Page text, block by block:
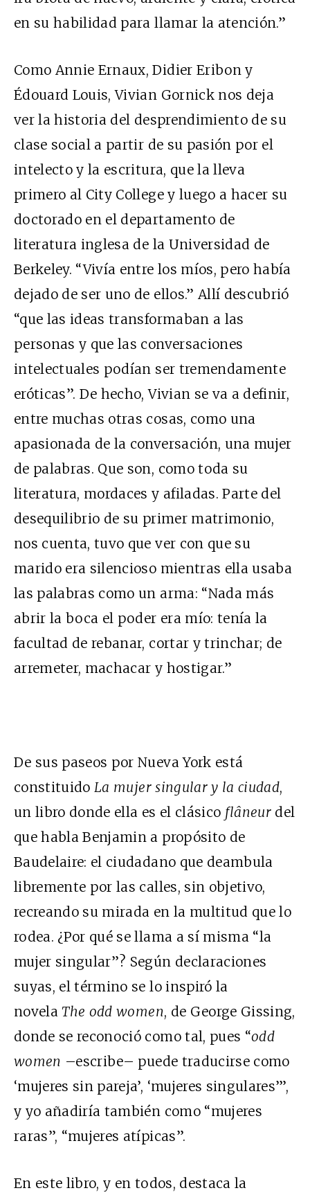
en su habilidad para llamar la atención.”
Como Annie Ernaux, Didier Eribon y
Édouard Louis, Vivian Gornick nos deja
ver la historia del desprendimiento de su
clase social a partir de su pasión por el
intelecto y la escritura, que la lleva
primero al City College y luego a hacer su
doctorado en el departamento de
literatura inglesa de la Universidad de
Berkeley. “Vivía entre los míos, pero había
dejado de ser uno de ellos.” Allí descubrió
“que las ideas transformaban a las
personas y que las conversaciones
intelectuales podían ser tremendamente
eróticas”. De hecho, Vivian se va a definir,
entre muchas otras cosas, como una
apasionada de la conversación, una mujer
de palabras. Que son, como toda su
literatura, mordaces y afiladas. Parte del
desequilibrio de su primer matrimonio,
nos cuenta, tuvo que ver con que su
marido era silencioso mientras ella usaba
las palabras como un arma: “Nada más
abrir la boca el poder era mío: tenía la
facultad de rebanar, cortar y trinchar; de
arremeter, machacar y hostigar.”
De sus paseos por Nueva York está
constituidoLa mujer singular y la ciudad,
un libro donde ella es el clásico flâneur del
que habla Benjamin a propósito de
Baudelaire: el ciudadano que deambula
libremente por las calles, sin objetivo,
recreando su mirada en la multitud que lo
rodea. ¿Por qué se llama a sí misma “la
mujer singular”? Según declaraciones
suyas, el término se lo inspiró la
novelaThe odd women, de George Gissing,
donde se reconoció como tal, pues “odd
women –escribe– puede traducirse como
‘mujeres sin pareja’, ‘mujeres singulares’”,
y yo añadiría también como “mujeres
raras”, “mujeres atípicas”.
En este libro, y en todos, destaca la